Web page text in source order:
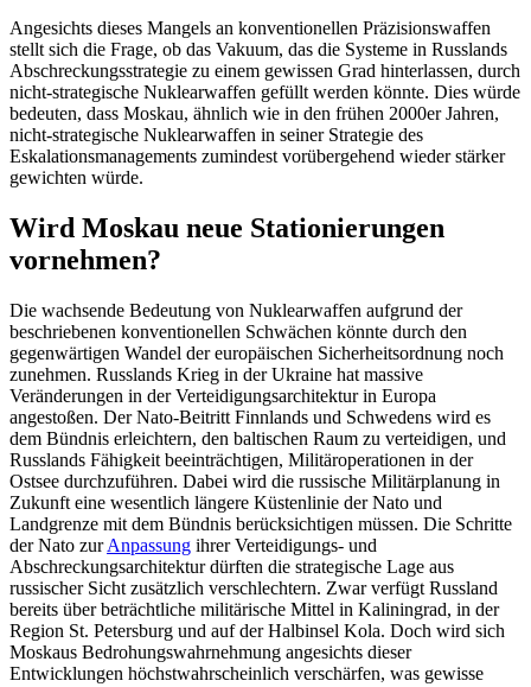
Angesichts dieses Mangels an konventionellen Präzisionswaffen
stellt sich die Frage, ob das Vakuum, das die Systeme in Russ­lands
Abschreckungsstrategie zu einem gewissen Grad hinterlassen, durch
nicht-strategische Nuklearwaffen gefüllt werden könnte. Dies würde
bedeuten, dass Moskau, ähnlich wie in den frühen 2000er Jahren,
nicht-strategische Nuklearwaffen in seiner Strategie des
Eskalationsmanagements zu­mindest vorübergehend wieder stärker
gewichten würde.
Wird Moskau neue Stationierungen
vornehmen?
Die wachsende Bedeutung von Nuklearwaffen aufgrund der
beschriebenen konventio­nellen Schwächen könnte durch den
gegen­wärtigen Wandel der europäischen Sicher­heitsordnung noch
zunehmen. Russlands Krieg in der Ukraine hat massive
Veränderungen in der Verteidigungsarchitektur in Europa
angestoßen. Der Nato-Beitritt Finn­lands und Schwedens wird es
dem Bündnis erleichtern, den baltischen Raum zu vertei­digen, und
Russlands Fähigkeit beeinträchtigen, Militäroperationen in der
Ostsee durchzuführen. Dabei wird die russische Militärplanung in
Zukunft eine wesentlich längere Küstenlinie der Nato und
Landgrenze mit dem Bündnis berücksichtigen müssen. Die Schritte
der Nato zurAnpassung ihrer Verteidigungs- und
Abschreckungsarchitektur dürften die strategische Lage aus
russischer Sicht zusätzlich ver­schlechtern. Zwar verfügt Russland
bereits über beträchtliche militärische Mittel in Kaliningrad, in der
Region St. Petersburg und auf der Halbinsel Kola. Doch wird sich
Moskaus Bedrohungswahrnehmung an­gesichts dieser
Entwicklungen höchstwahrscheinlich verschärfen, was gewisse